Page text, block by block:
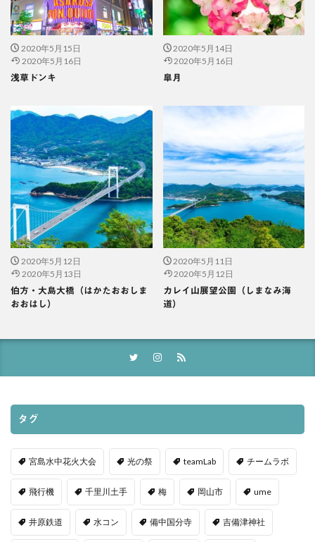
2020年5月15日
2020年5月16日
浅草ドンキ
2020年5月14日
2020年5月16日
皐月
2020年5月12日
2020年5月13日
伯方・大島大橋（はかたおおしま
おおはし）
2020年5月11日
2020年5月12日
カレイ山展望公園（しまなみ海
道）
タグ
宮島水中花火大会 光の祭 teamLab チームラボ
飛行機 千里川土手 梅 岡山市 ume
井原鉄道 水コン 備中国分寺 吉備津神社